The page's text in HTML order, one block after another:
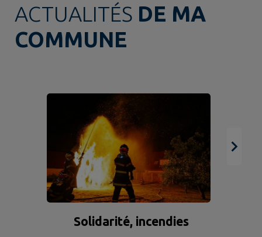
ACTUALITÉS DE MA
COMMUNE
Solidarité, incendies